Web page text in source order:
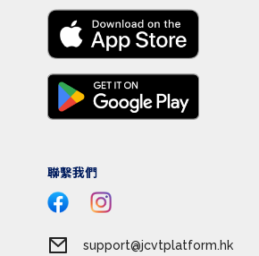
聯繫我們
support@jcvtplatform.hk